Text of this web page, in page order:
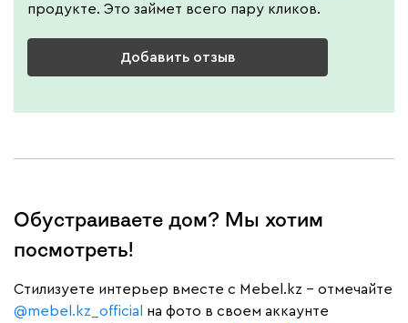
продукте. Это займет всего пару кликов.
Добавить отзыв
Обустраиваете дом? Мы хотим
посмотреть!
Cтилизуете интерьер вместе с Mebel.kz – отмечайте
@mebel.kz_official
на фото в своем аккаунте